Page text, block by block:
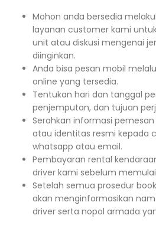
Mohon anda bersedia
layanan customer kami
unit atau diskusi mengenai
diinginkan.
Anda bisa pesan mobil
online yang tersedia.
Tentukan hari dan tanggal
penjemputan, dan tujuan
Serahkan informasi
atau identitas resmi kepada
whatsapp atau email.
Pembayaran rental
driver kami sebelum
Setelah semua prosedur
akan menginformasikan
driver serta nopol armada